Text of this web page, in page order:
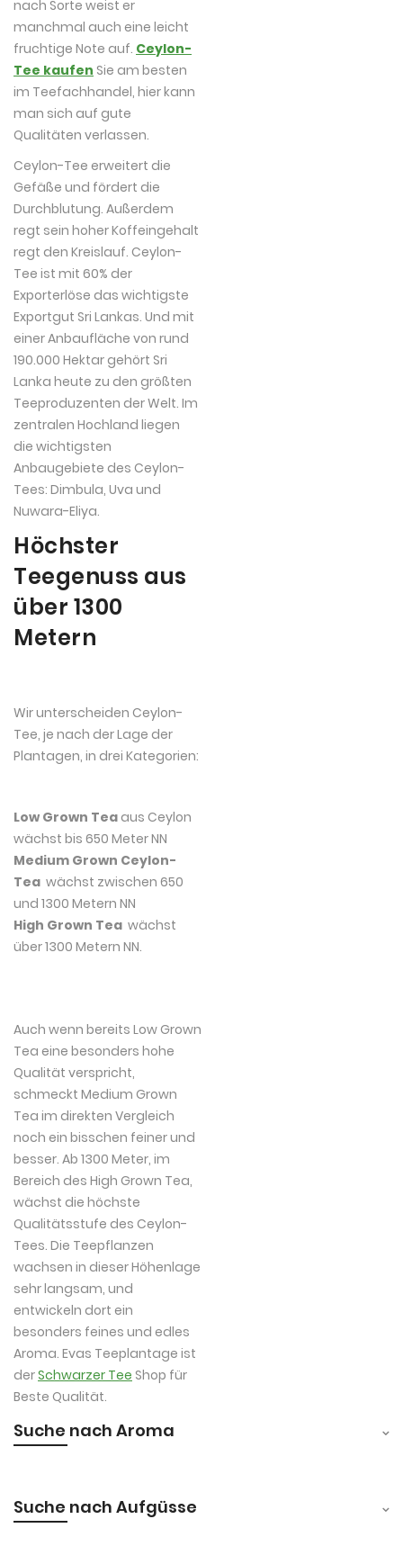
nach Sorte weist er
manchmal auch eine leicht
fruchtige Note auf. Ceylon-
Tee kaufen Sie am besten
im Teefachhandel, hier kann
man sich auf gute
Qualitäten verlassen.
Ceylon-Tee erweitert die
Gefäße und fördert die
Durchblutung. Außerdem
regt sein hoher Koffeingehalt
regt den Kreislauf. Ceylon-
Tee ist mit 60% der
Exporterlöse das wichtigste
Exportgut Sri Lankas. Und mit
einer Anbaufläche von rund
190.000 Hektar gehört Sri
Lanka heute zu den größten
Teeproduzenten der Welt. Im
zentralen Hochland liegen
die wichtigsten
Anbaugebiete des Ceylon-
Tees: Dimbula, Uva und
Nuwara-Eliya.
Höchster
Teegenuss aus
über 1300
Metern
Wir unterscheiden Ceylon-
Tee, je nach der Lage der
Plantagen, in drei Kategorien:
Low Grown Tea aus Ceylon
wächst bis 650 Meter NN
Medium Grown Ceylon-
Tea wächst zwischen 650
und 1300 Metern NN
High Grown Tea wächst
über 1300 Metern NN.
Auch wenn bereits Low Grown
Tea eine besonders hohe
Qualität verspricht,
schmeckt Medium Grown
Tea im direkten Vergleich
noch ein bisschen feiner und
besser. Ab 1300 Meter, im
Bereich des High Grown Tea,
wächst die höchste
Qualitätsstufe des Ceylon-
Tees. Die Teepflanzen
wachsen in dieser Höhenlage
sehr langsam, und
entwickeln dort ein
besonders feines und edles
Aroma. Evas Teeplantage ist
derSchwarzer Tee Shop für
Beste Qualität.
Suche nach Aroma
Suche nach Aufgüsse